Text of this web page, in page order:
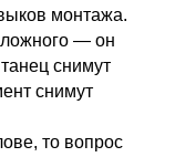
монтажа.
— он
снимут
снимут
то вопрос